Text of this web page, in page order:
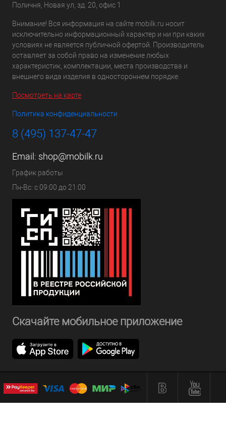
Поличня, Новая ул, зд. 20, офис 1
Внимание! Вся информация на сайте mobilk.ru носит
исключительно информационный характер и ни при каких
условиях не является публичной офертой. Производитель
оставляет за собой право на изменение любых
характеристик, комплектации, места производства и
внешнего вида изделия в одностороннем порядке.
Посмотреть на карте
Политика конфиденциальности
8 (495) 137-47-47
Email: shop@mobilk.ru
График работы
Пн-Вс: с 09:00 до 21:00
Скачайте мобильное приложение